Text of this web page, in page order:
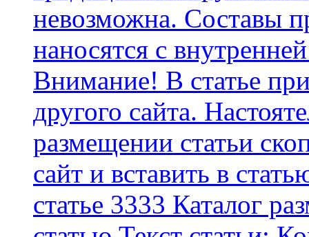
невозможна. Составы
наносятся с
Внимание! В статье
другого сайта.
размещении статьи
сайт и вставить в
статье 3333 Каталог